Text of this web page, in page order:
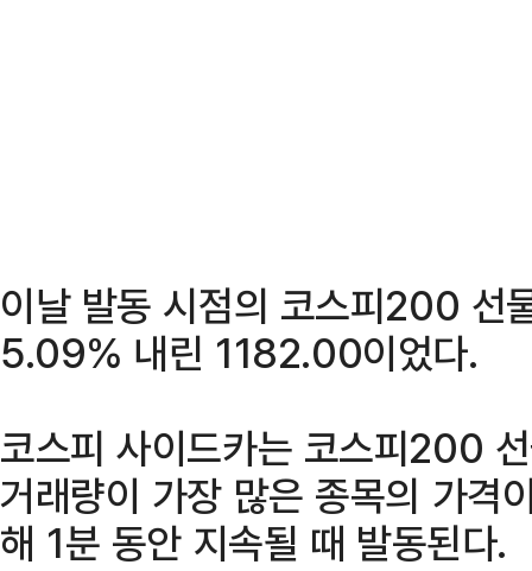
이날 발동 시점의 코스피200 선
5.09% 내린 1182.00이었다.
코스피 사이드카는 코스피200
거래량이 가장 많은 종목의 가격
해 1분 동안 지속될 때 발동된다.